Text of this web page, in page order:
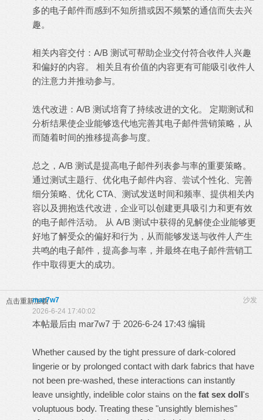
多的电子邮件而感到不知所措或因不频繁的通信而失去兴
趣。
相关内容交付：A/B 测试可帮助企业交付符合收件人兴趣
和偏好的内容。 相关且有价值的内容更有可能吸引收件人
的注意力并推动参与。
迭代改进：A/B 测试培育了持续改进的文化。 定期测试和
分析结果使企业能够迭代地完善其电子邮件营销策略，从
而随着时间的推移提高参与度。
总之，A/B 测试是提高电子邮件列表参与率的重要策略。
通过测试主题行、优化电子邮件内容、尝试个性化、完善
细分策略、优化 CTA、测试发送时间和频率、提供相关内
容以及拥抱迭代改进，企业可以创建更具吸引力和更有效
的电子邮件活动。 从 A/B 测试中获得的见解使企业能够更
好地了解受众的偏好和行为，从而能够发送与收件人产生
共鸣的电子邮件，提高参与率，并最终在电子邮件营销工
作中取得更大的成功。
点击重新加载 沙发
mar7w7
2026-6-24 17:40:02
本帖最后由 mar7w7 于 2026-6-24 17:43 编辑
Whether caused by the tight pressure of dark-colored
lingerie or by prolonged contact with dark fabrics that have
not been pre-washed, these interactions can instantly
leave unsightly, indelible color stains on the fat sex doll's
voluptuous body. Treating these "unsightly blemishes"